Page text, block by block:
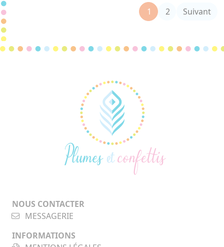
1 (current)
2 Suivant
NOUS CONTACTER
MESSAGERIE
INFORMATIONS